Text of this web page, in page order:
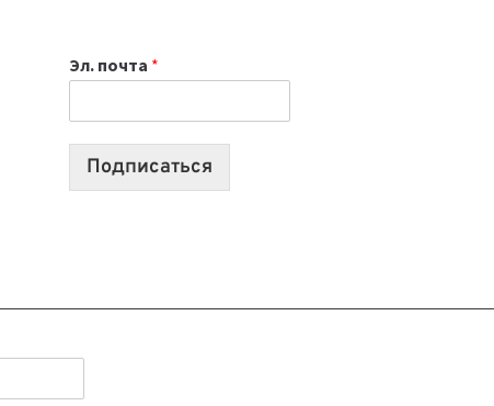
СОЗДАВАТЬ
ПРОДУКТЫ
Эл. почта *
Подписаться